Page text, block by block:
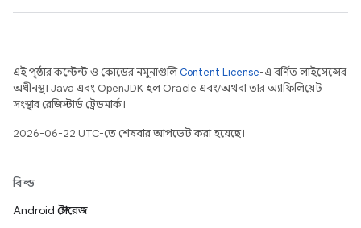
এই পৃষ্ঠার কন্টেন্ট ও কোডের নমুনাগুলিContent License-এ বর্ণিত লাইসেন্সের
অধীনস্থ। Java এবং OpenJDK হল Oracle এবং/অথবা তার অ্যাফিলিয়েট
সংস্থার রেজিস্টার্ড ট্রেডমার্ক।
2026-06-22 UTC-তে শেষবার আপডেট করা হয়েছে।
বিল্ড
Android স্টোরেজ